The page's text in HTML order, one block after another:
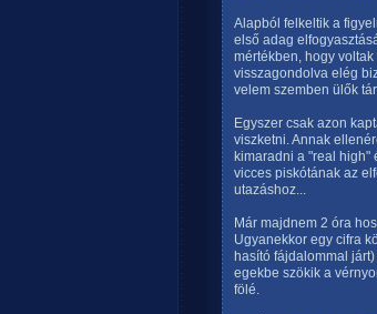
Alapból felkeltik a
első adag
mértékben, hogy
visszagondolva elég
velem szemben ülők
Egyszer csak azon
viszketni. Annak
kimaradni a "real high"
vicces piskótának az
utazáshoz...
Már majdnem 2 óra
Ugyanekkor egy cifra
hasító fájdalommal
egekbe szökik a
fölé.